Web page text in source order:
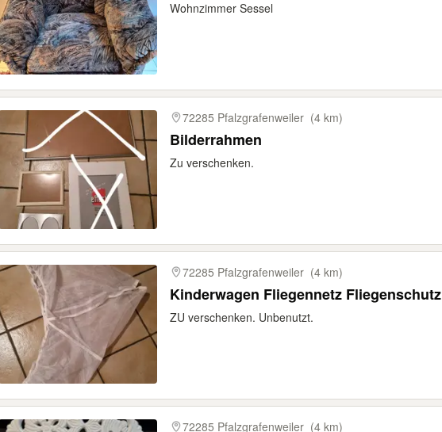
Wohnzimmer Sessel
72285 Pfalzgrafenweiler (4 km)
Bilderrahmen
Zu verschenken.
72285 Pfalzgrafenweiler (4 km)
Kinderwagen Fliegennetz Fliegenschutz
ZU verschenken. Unbenutzt.
72285 Pfalzgrafenweiler (4 km)